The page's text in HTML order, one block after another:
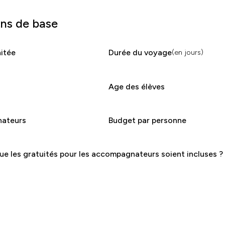
de base
Durée du voyage(en jours)
Age des élèves
Budget par personne
les gratuités pour les accompagnateurs soient incluses ?